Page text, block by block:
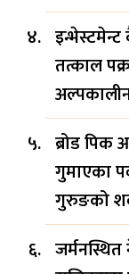
तत्काल
ब्रोड पिक
गुमाएका
गुरुङको